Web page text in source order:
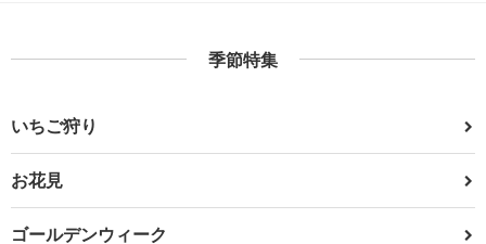
季節特集
いちご狩り
お花見
ゴールデンウィーク